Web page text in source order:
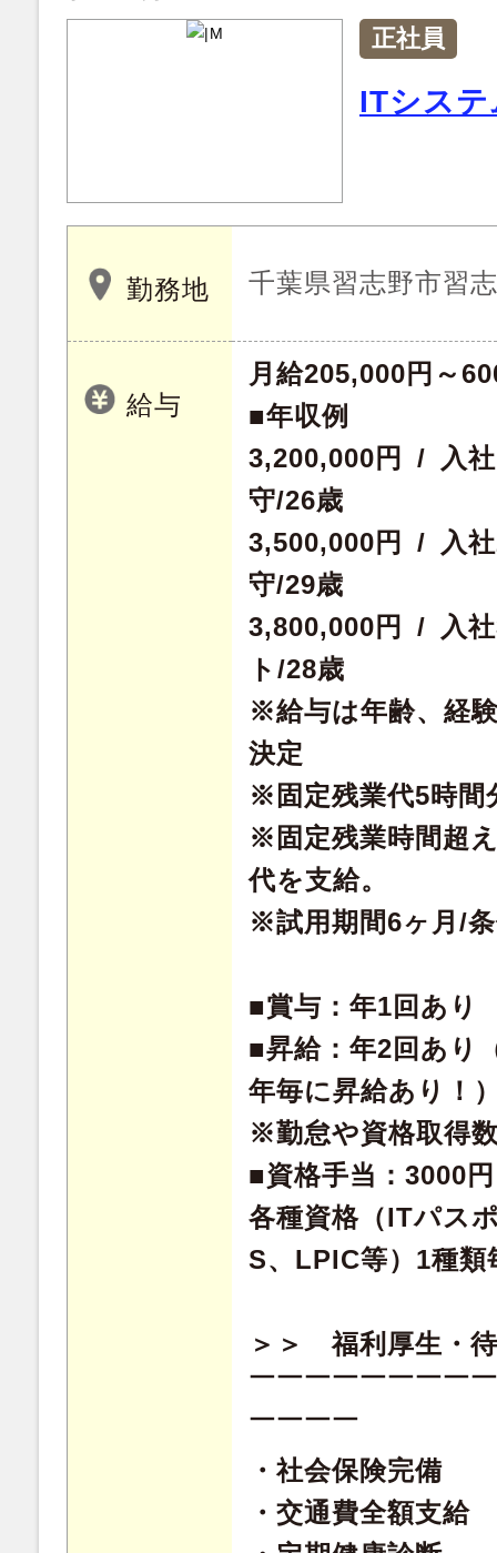
正社員
ITシス
勤務地 千葉県習志野市習
給与
月給205,000円～
■年収例
3,200,000円 / 入
守/26歳
3,500,000円 / 入
守/29歳
3,800,000円 / 入
ト/28歳
※給与は年齢、経
決定
※固定残業代5時間
※固定残業時間超
代を支給。
※試用期間6ヶ月/
■賞与：年1回あり
■昇給：年2回あり
年毎に昇給あり！
※勤怠や資格取得
■資格手当：3000
各種資格（ITパス
S、LPIC等）1種類
＞＞ 福利厚生・
￣￣￣￣￣￣￣￣
￣￣￣￣
・社会保険完備
・交通費全額支給